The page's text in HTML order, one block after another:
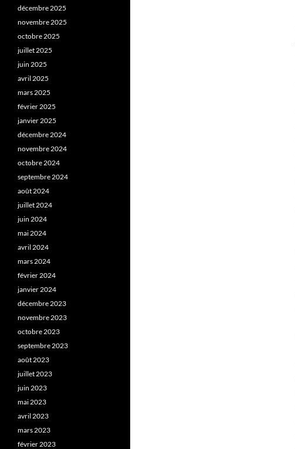
décembre 2025
novembre 2025
octobre 2025
juillet 2025
juin 2025
avril 2025
mars 2025
février 2025
janvier 2025
décembre 2024
novembre 2024
octobre 2024
septembre 2024
août 2024
juillet 2024
juin 2024
mai 2024
avril 2024
mars 2024
février 2024
janvier 2024
décembre 2023
novembre 2023
octobre 2023
septembre 2023
août 2023
juillet 2023
juin 2023
mai 2023
avril 2023
mars 2023
février 2023